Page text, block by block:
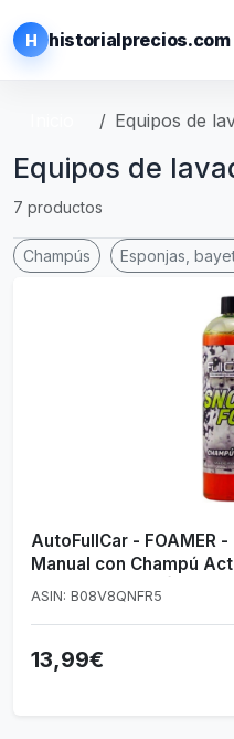
H historialprecios.com
Equipos de
Equipos de
7 productos
Champús Esponjas,
AutoFullCar - FOAMER -
Manual con Champú
750 ml (CHAMPÚ
ASIN: B08V8QNFR5
13,99€